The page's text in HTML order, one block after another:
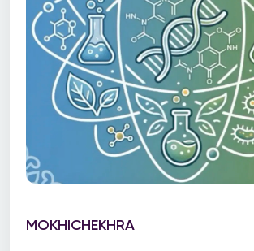
MOKHICHEKHRA